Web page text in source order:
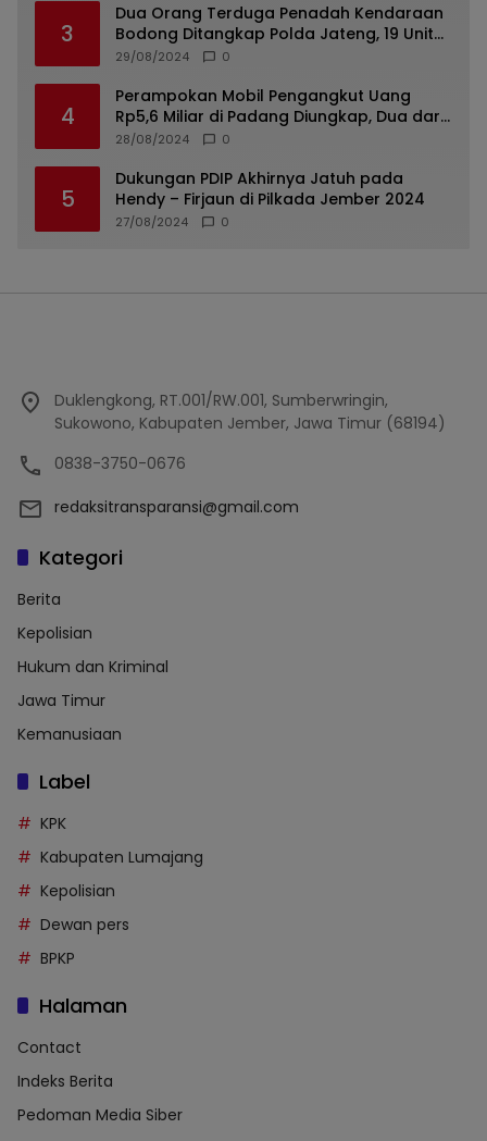
3
Dua Orang Terduga Penadah Kendaraan
Bodong Ditangkap Polda Jateng, 19 Unit
Roda Empat Diamankan
29/08/2024 0
4
Perampokan Mobil Pengangkut Uang
Rp5,6 Miliar di Padang Diungkap, Dua dari
Tiga Tersangka Merupakan Oknum Polisi
28/08/2024 0
5
Dukungan PDIP Akhirnya Jatuh pada
Hendy – Firjaun di Pilkada Jember 2024
27/08/2024 0
Duklengkong, RT.001/RW.001, Sumberwringin,
Sukowono, Kabupaten Jember, Jawa Timur (68194)
0838-3750-0676
redaksitransparansi@gmail.com
Kategori
Berita
Kepolisian
Hukum dan Kriminal
Jawa Timur
Kemanusiaan
Label
KPK
Kabupaten Lumajang
Kepolisian
Dewan pers
BPKP
Halaman
Contact
Indeks Berita
Pedoman Media Siber